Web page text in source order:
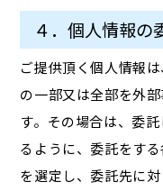
４．個人情報の
ご提供頂く個人情報
の一部又は全部を外
す。その場合は、委
るように、委託をす
を選定し、委託先に